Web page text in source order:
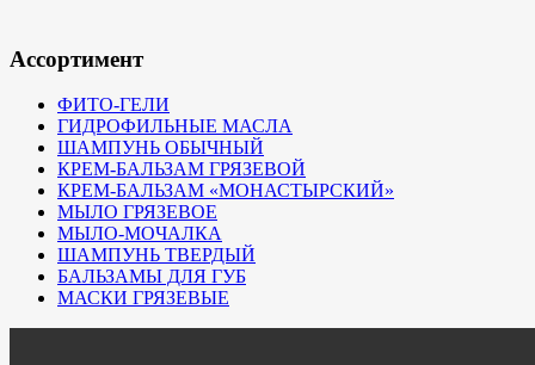
Ассортимент
ФИТО-ГЕЛИ
ГИДРОФИЛЬНЫЕ МАСЛА
ШАМПУНЬ ОБЫЧНЫЙ
КРЕМ-БАЛЬЗАМ ГРЯЗЕВОЙ
КРЕМ-БАЛЬЗАМ «МОНАСТЫРСКИЙ»
МЫЛО ГРЯЗЕВОЕ
МЫЛО-МОЧАЛКА
ШАМПУНЬ ТВЕРДЫЙ
БАЛЬЗАМЫ ДЛЯ ГУБ
МАСКИ ГРЯЗЕВЫЕ